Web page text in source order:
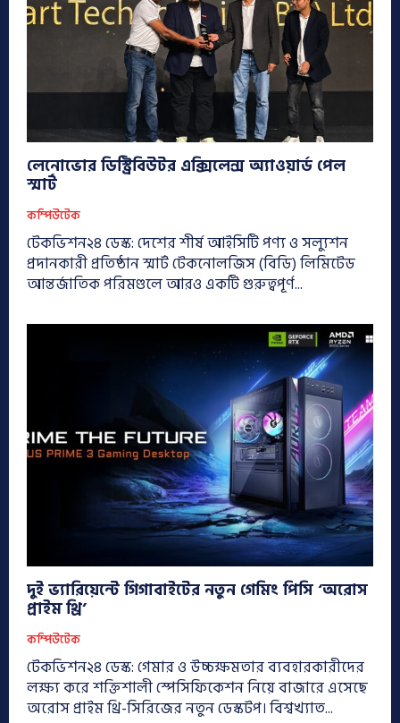
লেনোভোর ডিস্ট্রিবিউটর এক্সিলেন্স অ্যাওয়ার্ড পেল
স্মার্ট
কম্পিউটেক
টেকভিশন২৪ ডেস্ক: দেশের শীর্ষ আইসিটি পণ্য ও সল্যুশন
প্রদানকারী প্রতিষ্ঠান স্মার্ট টেকনোলজিস (বিডি) লিমিটেড
আন্তর্জাতিক পরিমণ্ডলে আরও একটি গুরুত্বপূর্ণ...
দুই ভ্যারিয়েন্টে গিগাবাইটের নতুন গেমিং পিসি ‘অরোস
প্রাইম থ্রি’
কম্পিউটেক
টেকভিশন২৪ ডেস্ক: গেমার ও উচ্চক্ষমতার ব্যবহারকারীদের
লক্ষ্য করে শক্তিশালী স্পেসিফিকেশন নিয়ে বাজারে এসেছে
অরোস প্রাইম থ্রি-সিরিজের নতুন ডেস্কটপ। বিশ্বখ্যাত...